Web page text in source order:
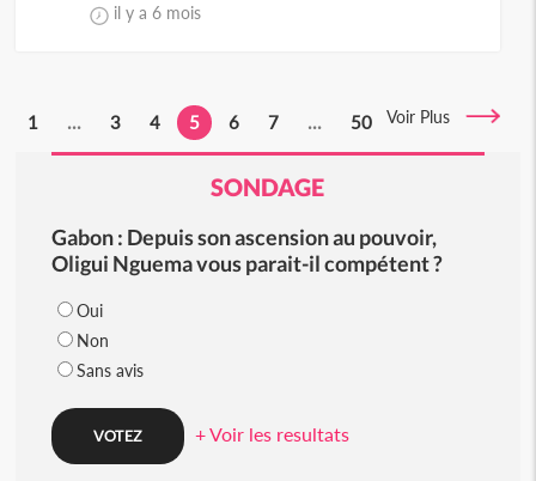
il y a 6 mois
1 ... 3 4 5 6 7 ... 50 Voir Plus
SONDAGE
Gabon : Depuis son ascension au pouvoir,
Oligui Nguema vous parait-il compétent ?
Oui
Non
Sans avis
+ Voir les resultats